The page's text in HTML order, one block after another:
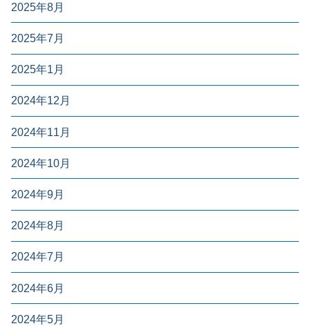
2025年8月
2025年7月
2025年1月
2024年12月
2024年11月
2024年10月
2024年9月
2024年8月
2024年7月
2024年6月
2024年5月